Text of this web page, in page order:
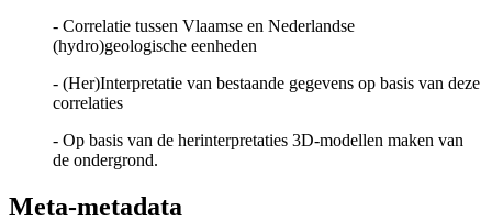
- Correlatie tussen Vlaamse en Nederlandse
(hydro)geologische eenheden
- (Her)Interpretatie van bestaande gegevens op basis van deze
correlaties
- Op basis van de herinterpretaties 3D-modellen maken van
de ondergrond.
Meta-metadata